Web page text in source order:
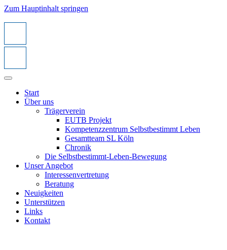
Zum Hauptinhalt springen
Start
Über uns
Trägerverein
EUTB Projekt
Kompetenzzentrum Selbstbestimmt Leben
Gesamtteam SL Köln
Chronik
Die Selbstbestimmt-Leben-Bewegung
Unser Angebot
Interessenvertretung
Beratung
Neuigkeiten
Unterstützen
Links
Kontakt